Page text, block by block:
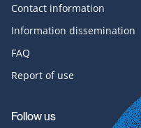
Contact information
Information dissemination
FAQ
Report of use
Follow us